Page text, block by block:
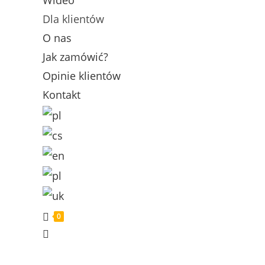
Dla klientów
O nas
Jak zamówić?
Opinie klientów
Kontakt
0